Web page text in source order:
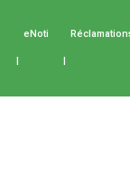
eNoti
| |